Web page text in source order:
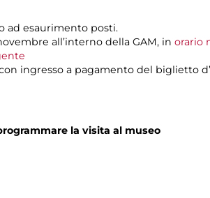
ad esaurimento posti.
all’interno della GAM, in orario
ingresso a pagamento del biglietto
la visita al museo